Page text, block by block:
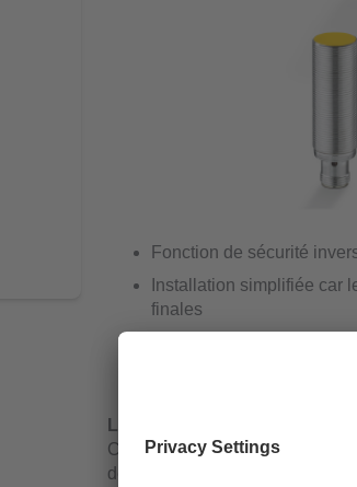
Fonction de sécurité
Installation simplifiée car
finales
Conçu pour une
La cible active l'état sûr
Ces détecteurs de sécurité
déclenchement. Cette fonction